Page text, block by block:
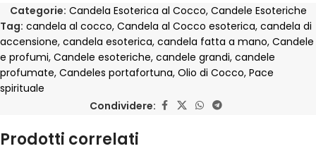
Categorie: Candela Esoterica al Cocco, Candele Esoteriche
Tag: candela al cocco, Candela al Cocco esoterica, candela di
accensione, candela esoterica, candela fatta a mano, Candele
e profumi, Candele esoteriche, candele grandi, candele
profumate, Candeles portafortuna, Olio di Cocco, Pace
spirituale
Condividere:
Prodotti correlati